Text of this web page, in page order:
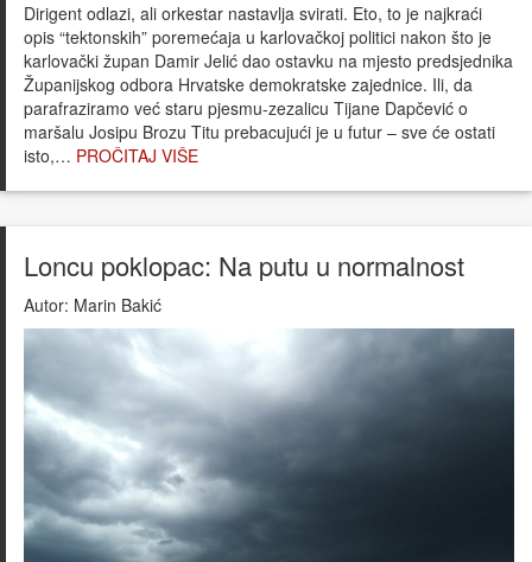
Dirigent odlazi, ali orkestar nastavlja svirati. Eto, to je najkraći
opis “tektonskih” poremećaja u karlovačkoj politici nakon što je
karlovački župan Damir Jelić dao ostavku na mjesto predsjednika
Županijskog odbora Hrvatske demokratske zajednice. Ili, da
parafraziramo već staru pjesmu-zezalicu Tijane Dapčević o
maršalu Josipu Brozu Titu prebacujući je u futur – sve će ostati
isto,… PROČITAJ VIŠE
Loncu poklopac: Na putu u normalnost
Autor: Marin Bakić